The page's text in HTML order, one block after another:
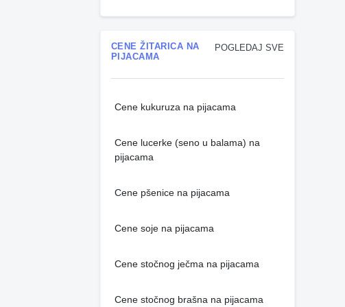
POGLEDAJ SVE
CENE ŽITARICA NA
PIJACAMA
Cene kukuruza na pijacama
Cene lucerke (seno u balama) na
pijacama
Cene pšenice na pijacama
Cene soje na pijacama
Cene stočnog ječma na pijacama
Cene stočnog brašna na pijacama